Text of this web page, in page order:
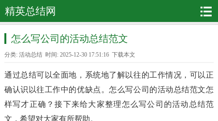
精英总结网
怎么写公司的活动总结范文
分类: 活动总结时间: 2025-12-30 17:51:16 下载本文
通过总结可以全面地，系统地了解以往的工作情况，可以正
确认识以往工作中的优缺点。怎么写公司的活动总结范文怎
样写才正确？接下来给大家整理怎么写公司的活动总结范
文，希望对大家有所帮助。